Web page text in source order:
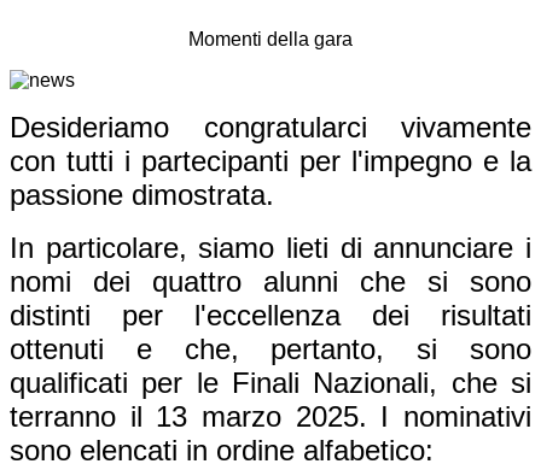
Momenti della gara
Desideriamo congratularci vivamente
con tutti i partecipanti per l'impegno e la
passione dimostrata.
In particolare, siamo lieti di annunciare i
nomi dei quattro alunni che si sono
distinti per l'eccellenza dei risultati
ottenuti e che, pertanto, si sono
qualificati per le Finali Nazionali, che si
terranno il 13 marzo 2025. I nominativi
sono elencati in ordine alfabetico: